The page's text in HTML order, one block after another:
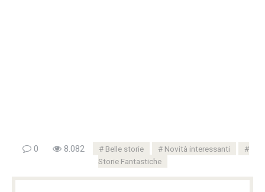
0 8.082 Belle storie
Novità interessanti
Storie Fantastiche